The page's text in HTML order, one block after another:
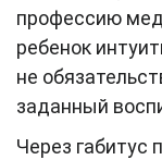
профессию
ребенок
не
заданный
Через габитус